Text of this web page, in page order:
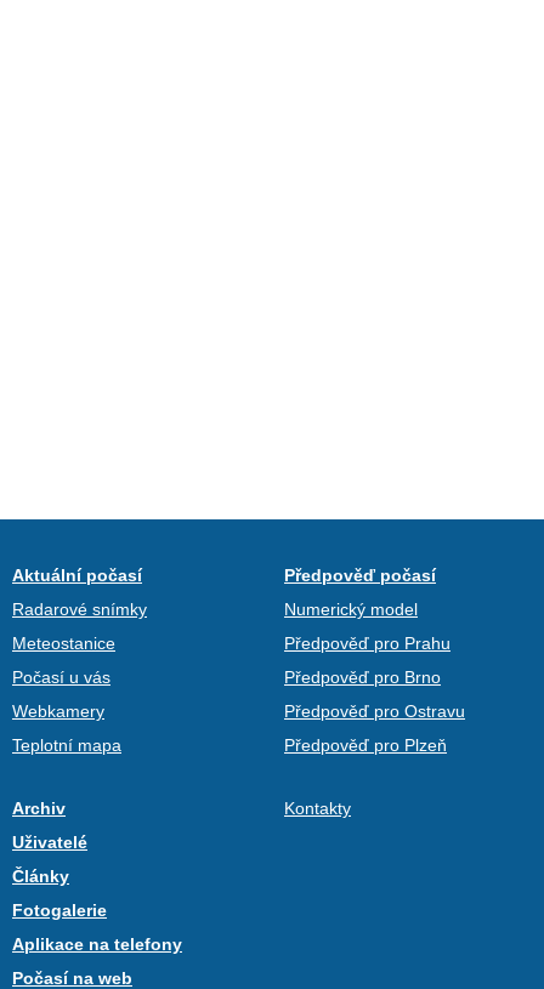
Aktuální počasí
Radarové snímky
Meteostanice
Počasí u vás
Webkamery
Teplotní mapa
Předpověď počasí
Numerický model
Předpověď pro Prahu
Předpověď pro Brno
Předpověď pro Ostravu
Předpověď pro Plzeň
Archiv
Uživatelé
Články
Fotogalerie
Aplikace na telefony
Počasí na web
Kontakty